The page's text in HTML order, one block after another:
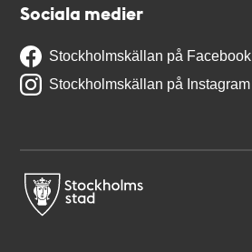
Sociala medier
Stockholmskällan på Facebook
Stockholmskällan på Instagram